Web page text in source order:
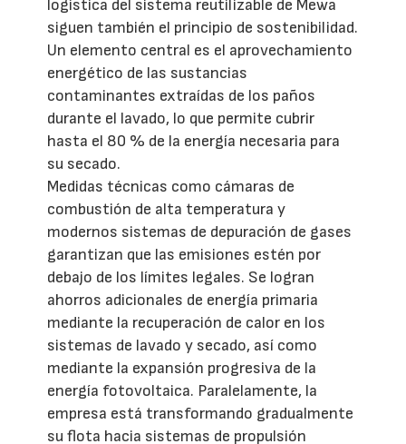
logística del sistema reutilizable de Mewa
siguen también el principio de sostenibilidad.
Un elemento central es el aprovechamiento
energético de las sustancias
contaminantes extraídas de los paños
durante el lavado, lo que permite cubrir
hasta el 80 % de la energía necesaria para
su secado.
Medidas técnicas como cámaras de
combustión de alta temperatura y
modernos sistemas de depuración de gases
garantizan que las emisiones estén por
debajo de los límites legales. Se logran
ahorros adicionales de energía primaria
mediante la recuperación de calor en los
sistemas de lavado y secado, así como
mediante la expansión progresiva de la
energía fotovoltaica. Paralelamente, la
empresa está transformando gradualmente
su flota hacia sistemas de propulsión